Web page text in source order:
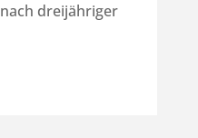
dreijähriger